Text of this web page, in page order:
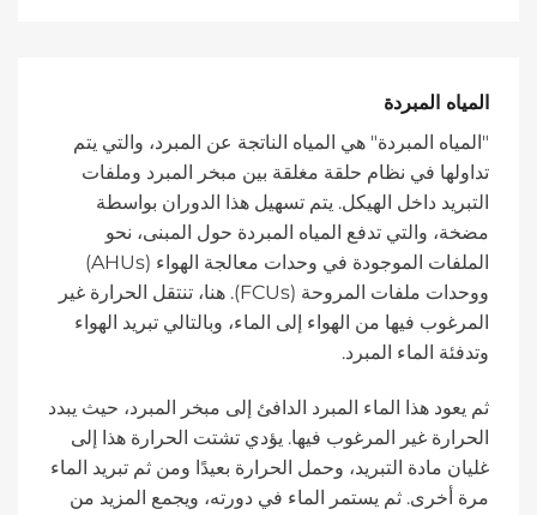
المياه المبردة
"المياه المبردة" هي المياه الناتجة عن المبرد، والتي يتم
تداولها في نظام حلقة مغلقة بين مبخر المبرد وملفات
التبريد داخل الهيكل. يتم تسهيل هذا الدوران بواسطة
مضخة، والتي تدفع المياه المبردة حول المبنى، نحو
الملفات الموجودة في وحدات معالجة الهواء (AHUs)
ووحدات ملفات المروحة (FCUs). هنا، تنتقل الحرارة غير
المرغوب فيها من الهواء إلى الماء، وبالتالي تبريد الهواء
وتدفئة الماء المبرد.
ثم يعود هذا الماء المبرد الدافئ إلى مبخر المبرد، حيث يبدد
الحرارة غير المرغوب فيها. يؤدي تشتت الحرارة هذا إلى
غليان مادة التبريد، وحمل الحرارة بعيدًا ومن ثم تبريد الماء
مرة أخرى. ثم يستمر الماء في دورته، ويجمع المزيد من